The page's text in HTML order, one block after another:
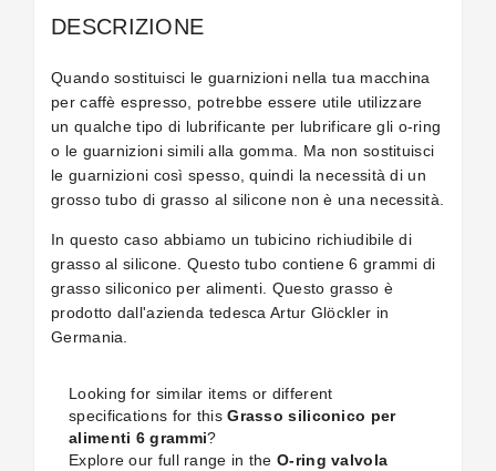
DESCRIZIONE
Quando sostituisci le guarnizioni nella tua macchina
per caffè espresso, potrebbe essere utile utilizzare
un qualche tipo di lubrificante per lubrificare gli o-ring
o le guarnizioni simili alla gomma. Ma non sostituisci
le guarnizioni così spesso, quindi la necessità di un
grosso tubo di grasso al silicone non è una necessità.
In questo caso abbiamo un tubicino richiudibile di
grasso al silicone.Questo tubo contiene 6 grammi di
grasso siliconico per alimenti. Questo grasso è
prodotto dall'azienda tedesca Artur Glöckler in
Germania.
Looking for similar items or different
specifications for thisGrasso siliconico per
alimenti 6 grammi?
Explore our full range in the O-ring valvola